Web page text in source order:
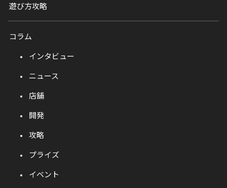
遊び方攻略
コラム
インタビュー
ニュース
店舗
開発
攻略
プライズ
イベント